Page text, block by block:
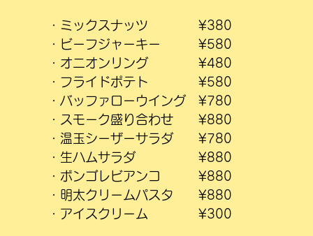
​・ミックスナッツ ¥380
・ビーフジャーキー ¥580
・オニオンリング ¥480
・フライドポテト ¥580
・バッファローウイング ¥780
・スモーク盛り合わせ ¥880
・温玉シーザーサラダ ¥780
・生ハムサラダ ¥880
・ボンゴレビアンコ ¥880
・明太クリームパスタ ¥880
・アイスクリーム ¥300